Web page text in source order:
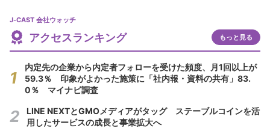
J-CAST 会社ウォッチ
アクセスランキング もっと見る
内定先の企業から内定者フォローを受けた頻度、月1回以上が
59.3％ 印象がよかった施策に「社内報・資料の共有」83.
0％ マイナビ調査
LINE NEXTとGMOメディアがタッグ ステーブルコインを活
用したサービスの成長と事業拡大へ